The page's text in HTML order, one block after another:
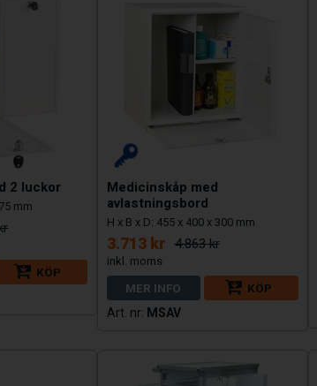
2 luckor
mm
KÖP
Medicinskåp med
avlastningsbord
H x B x D: 455 x 400 x 300 mm
3.713 kr 4.863 kr
MER INFO
KÖP
MSAV